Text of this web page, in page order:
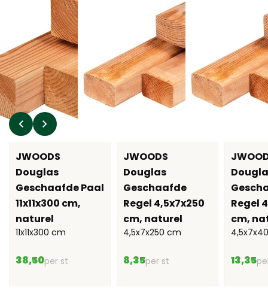
JWOODS
Douglas
Geschaafde Paal
11x11x300 cm,
naturel
11x11x300 cm
38,50per st
JWOODS
Douglas
Geschaafde
Regel 4,5x7x250
cm, naturel
4,5x7x250 cm
8,35per st
Regel
cm,
13,35